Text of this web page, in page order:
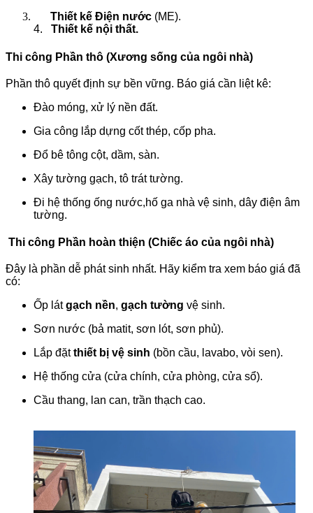
Thiết kế Điện nước (ME).
4. Thiết kế nội thất.
Thi công Phần thô (Xương sống của ngôi nhà)
Phần thô quyết định sự bền vững. Báo giá cần liệt kê:
Đào móng, xử lý nền đất.
Gia công lắp dựng cốt thép, cốp pha.
Đổ bê tông cột, dầm, sàn.
Xây tường gạch, tô trát tường.
Đi hệ thống ống nước,hố ga nhà vệ sinh, dây điện âm
tường.
Thi công Phần hoàn thiện (Chiếc áo của ngôi nhà)
Đây là phần dễ phát sinh nhất. Hãy kiểm tra xem báo giá đã
có:
Ốp látgạch nền, gạch tường vệ sinh.
Sơn nước (bả matit, sơn lót, sơn phủ).
Lắp đặtthiết bị vệ sinh (bồn cầu, lavabo, vòi sen).
Hệ thống cửa (cửa chính, cửa phòng, cửa sổ).
Cầu thang, lan can, trần thạch cao.